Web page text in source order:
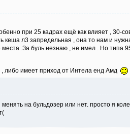
при 25 кадрах ещё как влияет , 30-
кеша л3 запредельная , она то нам и
места .За буль незнаю , не имел . Но
, либо имеет приход от Интела енд Амд
на бульдозер или нет. просто я